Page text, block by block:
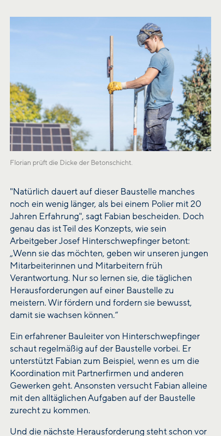
Florian prüft die Dicke der Betonschicht.
"Natürlich dauert auf dieser Baustelle manches
noch ein wenig länger, als bei einem Polier mit 20
Jahren Erfahrung", sagt Fabian bescheiden. Doch
genau das ist Teil des Konzepts, wie sein
Arbeitgeber Josef Hinterschwepfinger betont:
„Wenn sie das möchten, geben wir unseren jungen
Mitarbeiterinnen und Mitarbeitern früh
Verantwortung. Nur so lernen sie, die täglichen
Herausforderungen auf einer Baustelle zu
meistern. Wir fördern und fordern sie bewusst,
damit sie wachsen können.“
Ein erfahrener Bauleiter von Hinterschwepfinger
schaut regelmäßig auf der Baustelle vorbei. Er
unterstützt Fabian zum Beispiel, wenn es um die
Koordination mit Partnerfirmen und anderen
Gewerken geht. Ansonsten versucht Fabian alleine
mit den alltäglichen Aufgaben auf der Baustelle
zurecht zu kommen.
Und die nächste Herausforderung steht schon vor